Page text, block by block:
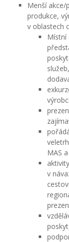
Menší
produkce,
v oblastech
Místní
výrobci
MAS
v